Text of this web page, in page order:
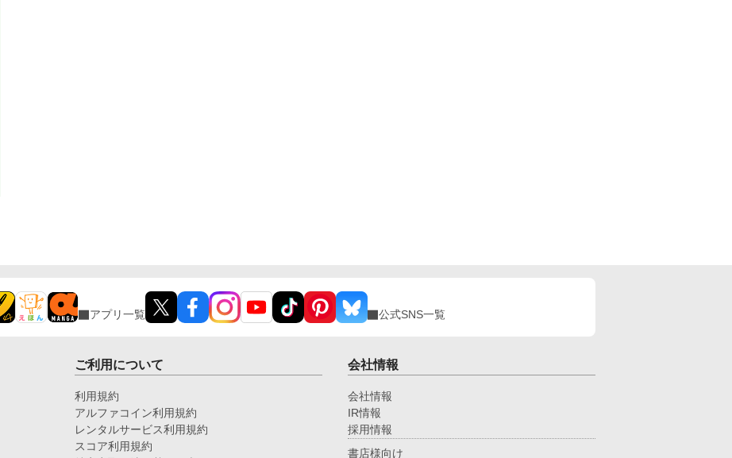
アプリ一覧 公式SNS一覧
ご利用について
利用規約
アルファコイン利用規約
レンタルサービス利用規約
スコア利用規約
会社情報
会社情報
IR情報
採用情報
書店様向け